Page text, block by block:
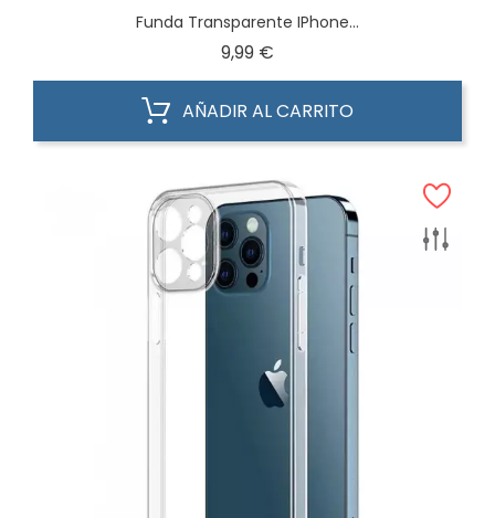
Funda Transparente IPhone...
9,99 €
AÑADIR AL CARRITO